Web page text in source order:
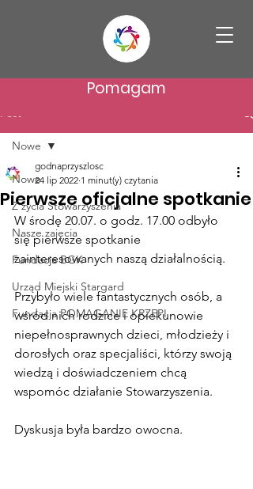
Pomagam
Post
Nowe
Z życia Stowarzyszenia
Nasze zajęcia
Fundacja BGK
Urząd Miejski Stargard
Fundacja POMAGANIE KRZEPI
Nowe
Pierwsze oficjalne spotkanie
godnaprzyszlosc
24 lip 2022 1 minut(y) czytania
W środę 20.07. o godz. 17.00 odbyło
się pierwsze spotkanie
zainteresowanych naszą działalnością.
Przybyło wiele fantastycznych osób, a
wśród nich rodzice i opiekunowie
niepełnosprawnych dzieci, młodzieży i
dorosłych oraz specjaliści, którzy swoją
wiedzą i doświadczeniem chcą
wspomóc działanie Stowarzyszenia.
Dyskusja była bardzo owocna.